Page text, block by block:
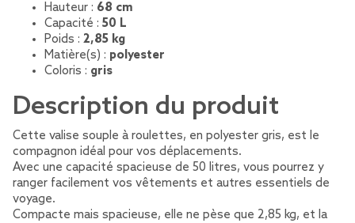
Hauteur : 68 cm
Capacité : 50 L
Poids : 2,85 kg
Matière(s) : polyester
Coloris : gris
Description du produit
Cette valise souple à roulettes, en polyester gris, est le
compagnon idéal pour vos déplacements.
Avec une capacité spacieuse de 50 litres, vous pourrez y
ranger facilement vos vêtements et autres essentiels de
voyage.
Compacte mais spacieuse, elle ne pèse que 2,85 kg, et la